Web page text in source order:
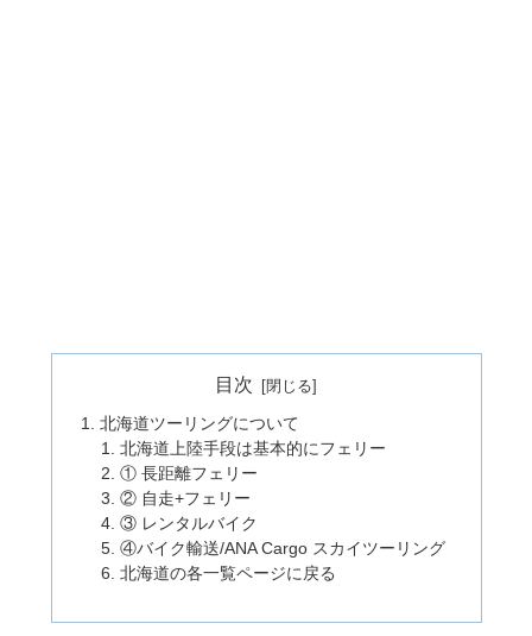
目次
北海道ツーリングについて
北海道上陸手段は基本的にフェリー
① 長距離フェリー
② 自走+フェリー
③ レンタルバイク
④バイク輸送/ANA Cargo スカイツーリング
北海道の各一覧ページに戻る